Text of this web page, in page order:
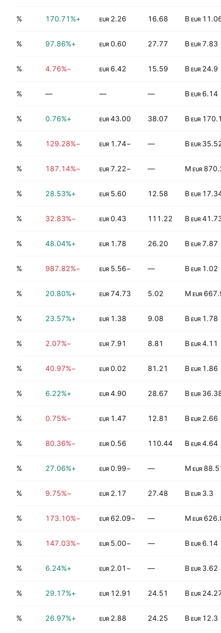
11.06
EUR
16.68
2.26
EUR
+170.71%
3.19%
7.83 B
EUR
27.77
0.60
EUR
+97.86%
0.00%
24.9 B
EUR
15.59
6.42
EUR
−4.76%
3.78%
6.14 B
EUR
—
—
—
5.54%
EUR
38.07
43.00
EUR
+0.76%
1.11%
35.52
EUR
—
−1.74
EUR
−129.28%
1.04%
EUR
—
−7.22
EUR
−187.14%
4.43%
17.34
EUR
12.58
5.60
EUR
+28.53%
6.81%
41.73
EUR
111.22
0.43
EUR
−32.83%
0.66%
7.87 B
EUR
26.20
1.78
EUR
+48.04%
2.32%
1.02 B
EUR
—
−5.56
EUR
−987.82%
2.89%
667.9
EUR
5.02
74.73
EUR
+20.80%
4.46%
1.78 B
EUR
9.08
1.38
EUR
+23.57%
3.91%
4.11 B
EUR
8.81
7.91
EUR
−2.07%
6.55%
1.86 B
EUR
81.21
0.02
EUR
−40.97%
3.20%
36.38
EUR
28.67
4.90
EUR
+6.22%
1.71%
2.66 B
EUR
12.81
1.47
EUR
−0.75%
3.57%
4.64 B
EUR
110.44
0.56
EUR
−80.36%
5.87%
88.51
EUR
—
−0.99
EUR
+27.06%
0.00%
3.3 B
EUR
27.48
2.17
EUR
−9.75%
4.67%
EUR
—
−62.09
EUR
−173.10%
0.00%
6.14 B
EUR
—
−5.00
EUR
−147.03%
2.06%
3.62 B
EUR
—
−2.01
EUR
+6.24%
7.17%
24.27
EUR
24.51
12.91
EUR
+29.17%
1.52%
12.3 B
EUR
24.25
2.88
EUR
+26.97%
1.03%